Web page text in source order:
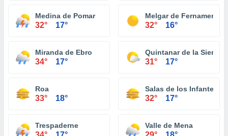
Medina de Pomar
32° 17°
Melgar de Fernamental
32° 16°
Miranda de Ebro
34° 17°
Quintanar de la Sierra
31° 17°
Roa
33° 18°
Salas de los Infantes
32° 17°
Trespaderne Valle de Mena